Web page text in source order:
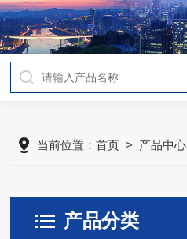
当前位置：首页 > 产品中心
产品分类